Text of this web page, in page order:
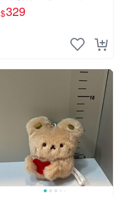
m，質地超軟適合收藏 烏薩
奇 Chiikawa 毛絨 超軟
$329